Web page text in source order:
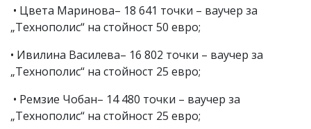
• Цвета Маринова– 18 641 точки – ваучер за
„Технополис“ на стойност 50 евро;
• Ивилина Василева– 16 802 точки – ваучер за
„Технополис“ на стойност 25 евро;
• Ремзие Чобан– 14 480 точки – ваучер за
„Технополис“ на стойност 25 евро;